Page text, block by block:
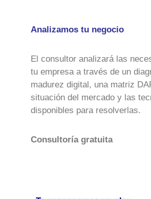
Analizamos tu negocio
El consultor analizará las
tu empresa a través de un
madurez digital, una matriz
situación del mercado y las
disponibles para resolverlas.
Consultoría gratuita